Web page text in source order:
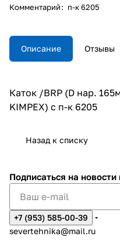
Комментарий: п-к 6205
Описание Отзывы
Каток /BRP (D нар.
KIMPEX) с п-к 6205
Назад к списку
Подписаться на новости
+7 (953) 585-00-39
severtehnika@mail.ru